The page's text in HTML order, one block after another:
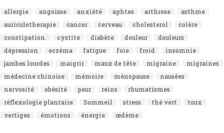
allergie angoisse anxiété aphtes arthrose
asthme
auriculotherapie
cancer cerveau cholesterol
colère
constipation.
cystite diabète douleur
douleurs
dépression
eczéma fatigue foie froid
insomnie
jambes lourdes
maigrir maux de tête migraine
migraines
médecine chinoise
mémoire ménopause
nausées
nervosité
obésité peur reins
rhumatismes
réflexologie plantaire
Sommeil stress thé vert
toux
vertiges
émotions énergie œdème